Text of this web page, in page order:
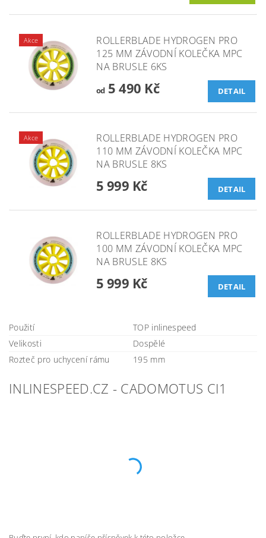
Akce
ROLLERBLADE HYDROGEN PRO
125 MM ZÁVODNÍ KOLEČKA MPC
NA BRUSLE 6KS
od5 490 Kč DETAIL
Akce
ROLLERBLADE HYDROGEN PRO
110 MM ZÁVODNÍ KOLEČKA MPC
NA BRUSLE 8KS
5 999 Kč DETAIL
ROLLERBLADE HYDROGEN PRO
100 MM ZÁVODNÍ KOLEČKA MPC
NA BRUSLE 8KS
5 999 Kč DETAIL
Použití
TOP inlinespeed
Velikosti
Dospělé
Rozteč pro uchycení rámu
195 mm
INLINESPEED.CZ - CADOMOTUS CI1